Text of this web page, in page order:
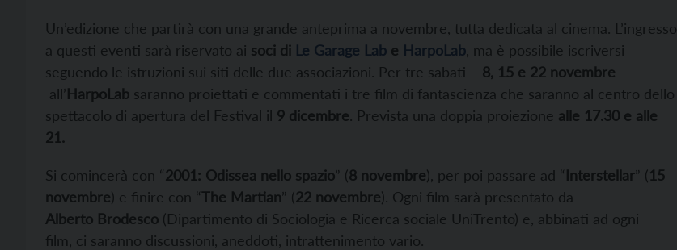
Un’edizione che partirà con una grande anteprima a novembre, tutta dedicata al cinema. L’ingresso
a questi eventi sarà riservato ai soci di Le Garage Lab e HarpoLab , ma è possibile iscriversi
seguendo le istruzioni sui siti delle due associazioni. Per tre sabati – 8, 15 e 22 novembre –
all’HarpoLab saranno proiettati e commentati i tre film di fantascienza che saranno al centro dello
spettacolo di apertura del Festival il 9 dicembre. Prevista una doppia proiezione alle 17.30 e alle
21.
Si comincerà con “2001: Odissea nello spazio” (8 novembre), per poi passare ad “Interstellar” (15
novembre) e finire con “The Martian” (22 novembre). Ogni film sarà presentato da
Alberto Brodesco (Dipartimento di Sociologia e Ricerca sociale UniTrento) e, abbinati ad ogni
film, ci saranno discussioni, aneddoti, intrattenimento vario.